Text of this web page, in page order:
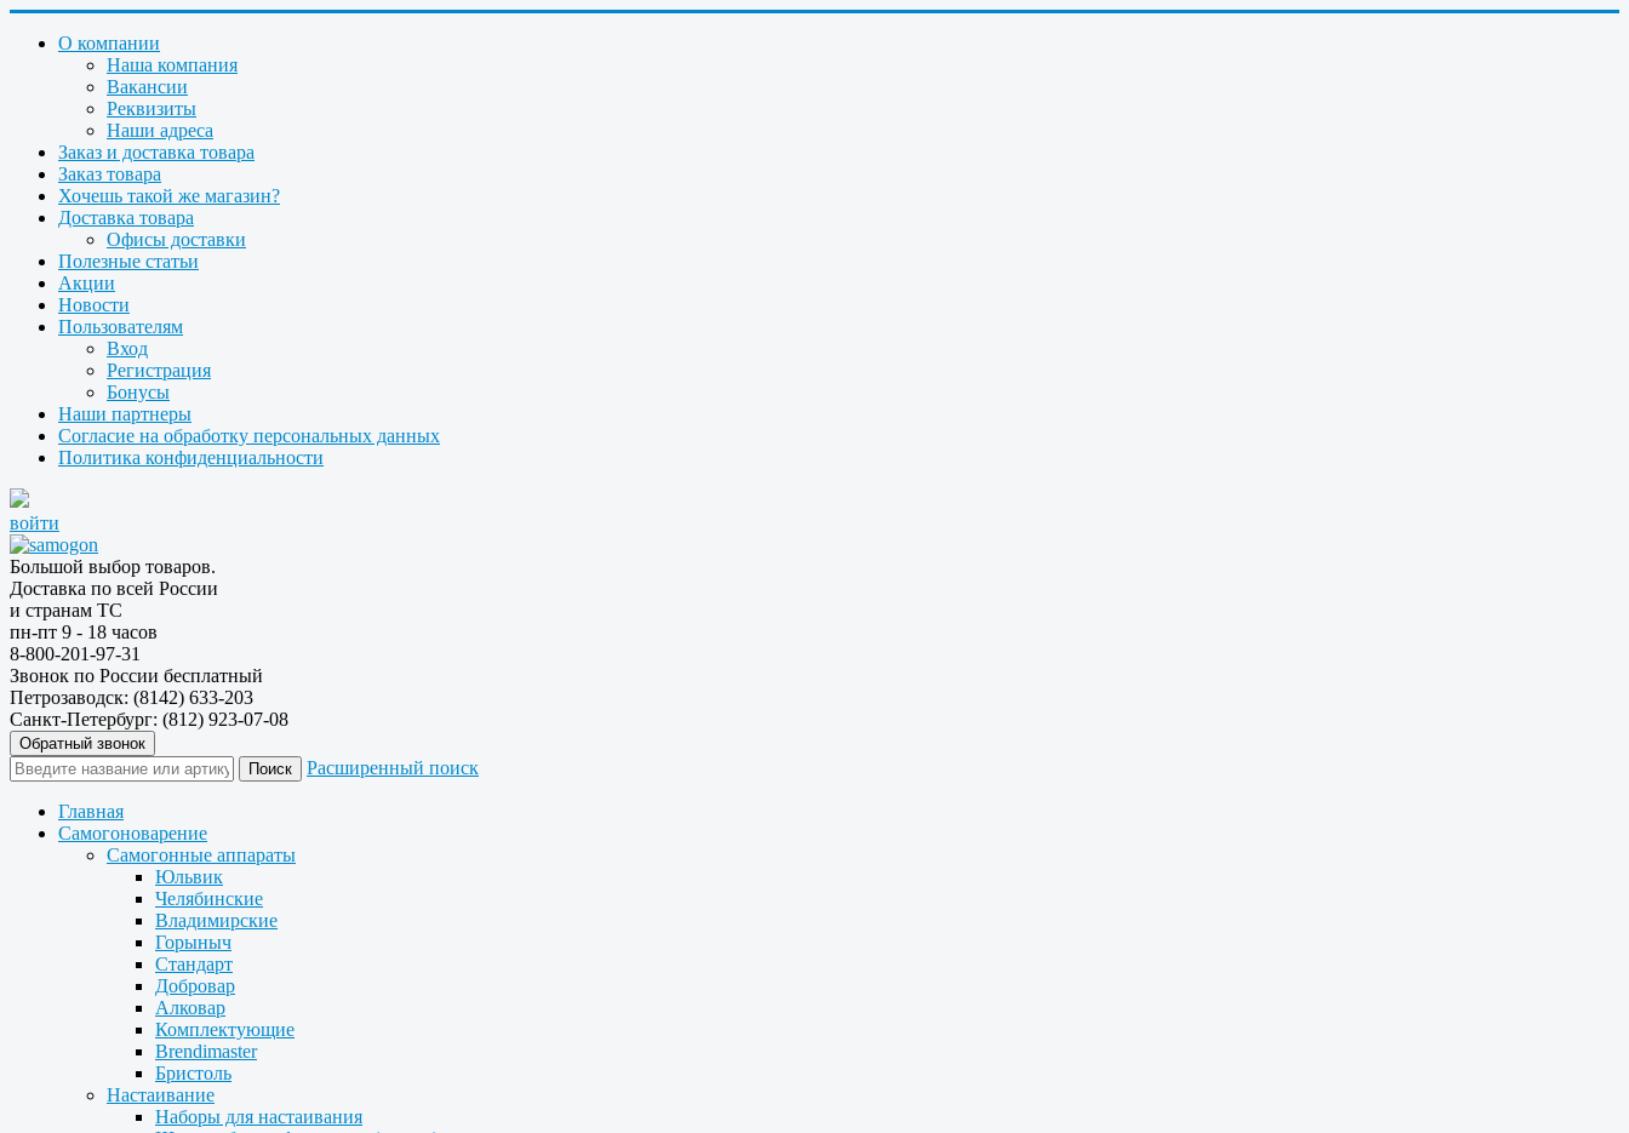
О компании
Наша компания
Вакансии
Реквизиты
Наши адреса
Заказ и доставка товара
Заказ товара
Хочешь такой же магазин?
Доставка товара
Офисы доставки
Полезные статьи
Акции
Новости
Пользователям
Вход
Регистрация
Бонусы
Наши партнеры
Согласие на обработку персональных данных
Политика конфиденциальности
войти
Большой выбор товаров.
Доставка по всей России
и странам ТС
пн-пт 9 - 18 часов
8-800-201-97-31
Звонок по России бесплатный
Петрозаводск: (8142) 633-203
Санкт-Петербург: (812) 923-07-08
Обратный звонок
Расширенный поиск
Главная
Самогоноварение
Самогонные аппараты
Юльвик
Челябинские
Владимирские
Горыныч
Стандарт
Добровар
Алковар
Комплектующие
Brendimaster
Бристоль
Настаивание
Наборы для настаивания